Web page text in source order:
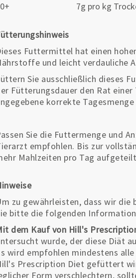
7g pro kg
Futtermittel hat einen
und leicht verdauliche
Sie ausschließlich dieses
Fütterungsdauer den Rat
korrekte
Sie die Futtermenge und
empfohlen. Bis zur
Mahlzeiten pro Tag
zu gewährleisten, dass wir die
bitte die folgenden
dem Kauf von Hill's
wurde, der diese Diät
wird empfohlen mindestens
Prescription Diet gefüttert
Form verschlechtern,